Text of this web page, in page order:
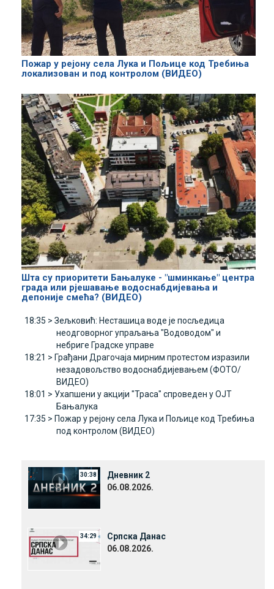
Пожар у рејону села Лука и Пољице код Требиња
локализован и под контролом (ВИДЕО)
Шта су приоритети Бањалуке - "шминкање" центра
града или рјешавање водоснабдијевања и
депоније смећа? (ВИДЕО)
18:35 > Зељковић: Несташица воде је посљедица
неодговорног упраљања "Водоводом" и
небриге Градске управе
18:21 > Грађани Драгочаја мирним протестом изразили
незадовољство водоснабдијевањем (ФОТО/
ВИДЕО)
18:01 > Ухапшени у акцији "Траса" спроведен у ОЈТ
Бањалука
17:35 > Пожар у рејону села Лука и Пољице код Требиња
под контролом (ВИДЕО)
30:38
Дневник 2
06.08.2026.
34:29
Српска Данас
06.08.2026.